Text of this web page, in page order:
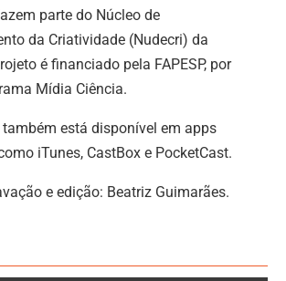
parte do Núcleo de
da Criatividade (Nudecri) da
é financiado pela FAPESP, por
Mídia Ciência.
também está disponível em apps
iTunes, CastBox e PocketCast.
e edição: Beatriz Guimarães.